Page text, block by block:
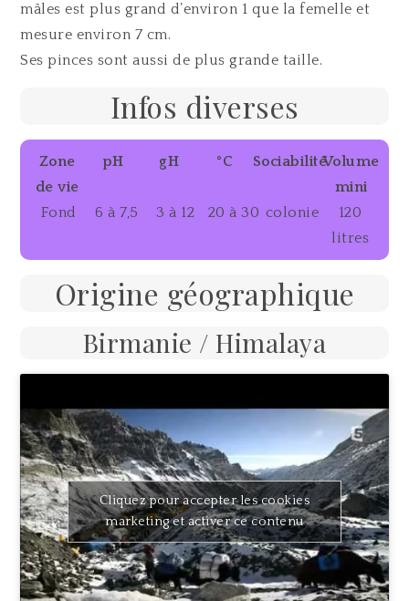
mâles est plus grand d’environ 1 que la femelle et
mesure environ 7 cm.
Ses pinces sont aussi de plus grande taille.
Infos diverses
Zone
de vie
pH gH °C SociabilitéVolume
mini
Fond
6 à 7,5 3 à 12 20 à 30 colonie
120
litres
Origine géographique
Birmanie / Himalaya
Cliquez pour accepter les cookies
marketing et activer ce contenu